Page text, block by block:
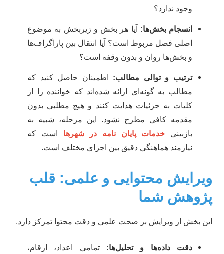
وجود ندارد؟
انسجام بخش‌ها:آیا هر بخش و زیربخش به موضوع
اصلی فصل مربوط است؟ آیا انتقال بین پاراگراف‌ها
و بخش‌ها روان و بدون وقفه است؟
ترتیب و توالی مطالب:اطمینان حاصل کنید که
مطالب به گونه‌ای ارائه شده‌اند که خواننده را از
کلیات به جزئیات هدایت کنند و هیچ مطلبی بدون
مقدمه کافی مطرح نشود. این مرحله، شبیه به
بازبینیخدمات پایان نامه در شهرهااست که
نیازمند هماهنگی دقیق بین اجزای مختلف است.
محتوایی و علمی: قلب
شما
بخش از ویرایش بر صحت علمی و دقت محتوا تمرکز دارد.
دقت داده‌ها و تحلیل‌ها:تمامی اعداد، ارقام،